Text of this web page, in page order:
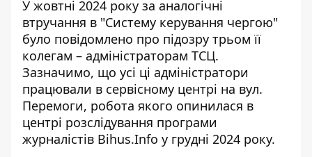
У жовтні 2024 року за аналогічні
втручання в "Систему керування чергою"
було повідомлено про підозру трьом її
колегам – адміністраторам ТСЦ.
Зазначимо, що усі ці адміністратори
працювали в сервісному центрі на вул.
Перемоги, робота якого опинилася в
центрі розслідування програми
журналістів Bihus.Info у грудні 2024 року.